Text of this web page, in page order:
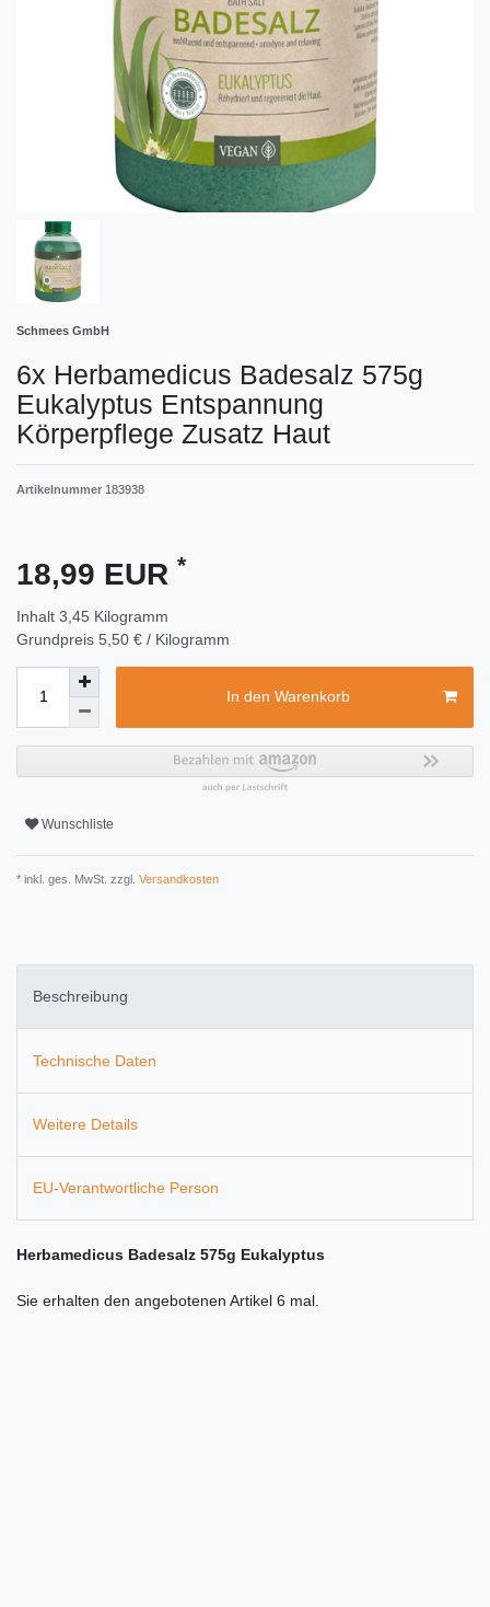
Schmees GmbH
6x Herbamedicus Badesalz 575g
Eukalyptus Entspannung
Körperpflege Zusatz Haut
Artikelnummer 183938
18,99 EUR *
Inhalt 3,45 Kilogramm
Grundpreis 5,50 € / Kilogramm
In den Warenkorb
Wunschliste
* inkl. ges. MwSt. zzgl. Versandkosten
Beschreibung
Technische Daten
Weitere Details
EU-Verantwortliche Person
Herbamedicus Badesalz 575g Eukalyptus
Sie erhalten den angebotenen Artikel 6 mal.